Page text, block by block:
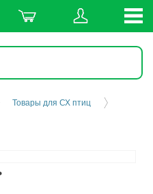
Товары для СХ птиц